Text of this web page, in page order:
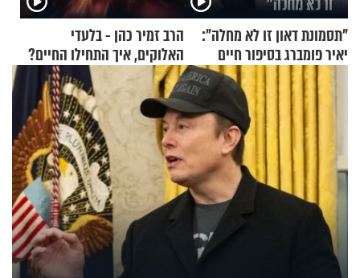
"תסמונת דאון זו לא מחלה":
יאיר פומברג בסיפור חיים
מעורר השראה
הרב זמיר כהן - בלעדי
האלוקים, איך התחילו החיים?